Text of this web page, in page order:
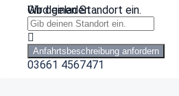
Wird geladen …
Gib deinen Standort ein.
Anfahrtsbeschreibung anfordern
03661 4567471